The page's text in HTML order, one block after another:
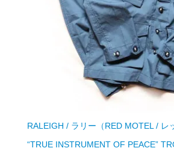
RALEIGH / ラリー（RED MOTEL / レ
“TRUE INSTRUMENT OF PEACE”